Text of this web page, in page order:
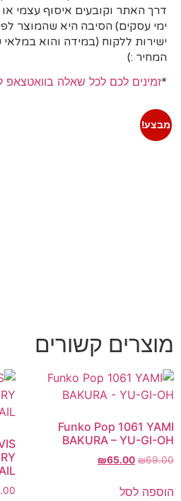
ימי עסקים) הסיבה היא שהמוצר
ישירות ללקוח (במידה והוא
המחיר :)
*זמינים לכם לכל שאלה בוואטצאפ
מבצע!
מוצרים קשורים
Funko Pop 1061 YAMI
BAKURA – YU-GI-OH
₪69.00
₪65.00
הוספה לסל